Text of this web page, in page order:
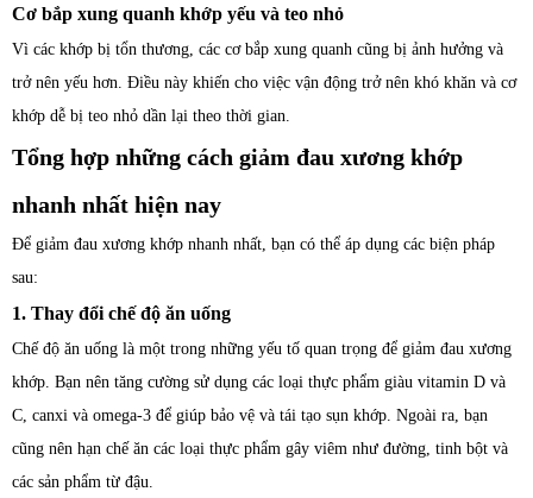
Cơ bắp xung quanh khớp yếu và teo nhỏ
Vì các khớp bị tổn thương, các cơ bắp xung quanh cũng bị ảnh hưởng và
trở nên yếu hơn. Điều này khiến cho việc vận động trở nên khó khăn và cơ
khớp dễ bị teo nhỏ dần lại theo thời gian.
Tổng hợp những cách giảm đau xương khớp
nhanh nhất hiện nay
Để giảm đau xương khớp nhanh nhất, bạn có thể áp dụng các biện pháp
sau:
1. Thay đổi chế độ ăn uống
Chế độ ăn uống là một trong những yếu tố quan trọng để giảm đau xương
khớp. Bạn nên tăng cường sử dụng các loại thực phẩm giàu vitamin D và
C, canxi và omega-3 để giúp bảo vệ và tái tạo sụn khớp. Ngoài ra, bạn
cũng nên hạn chế ăn các loại thực phẩm gây viêm như đường, tinh bột và
các sản phẩm từ đậu.